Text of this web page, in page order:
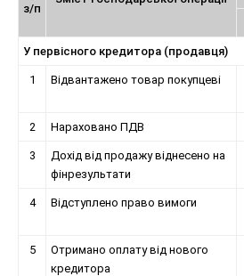
з/п
У первісного кредитора (продавця)
1 Відвантажено товар покупцеві
2 Нараховано ПДВ
3
Дохід від продажу віднесено на
фінрезультати
4 Відступлено право вимоги
5
Отримано оплату від нового
кредитора